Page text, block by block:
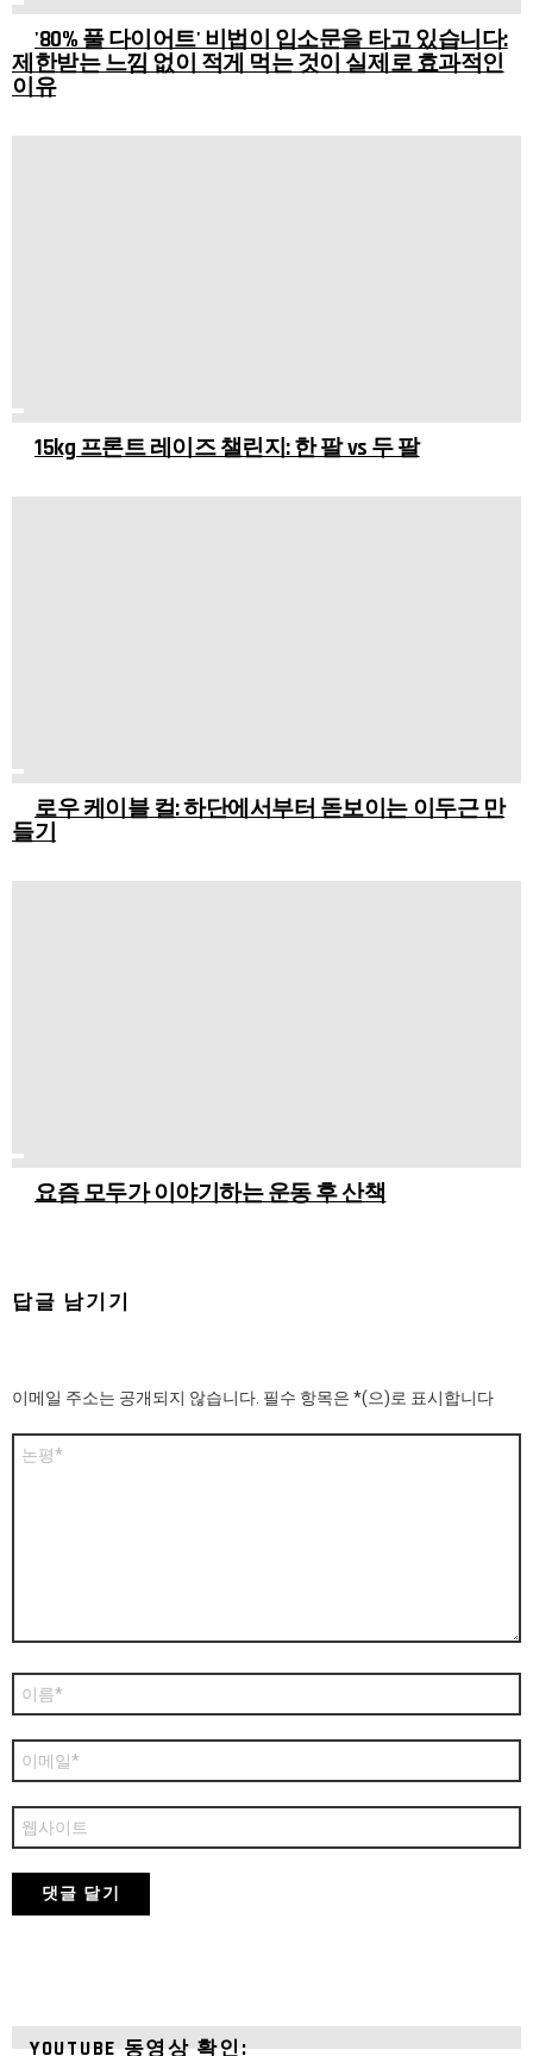
'80% 풀 다이어트' 비법이 입소문을 타고 있습니다:
제한받는 느낌 없이 적게 먹는 것이 실제로 효과적인
이유
15kg 프론트 레이즈 챌린지: 한 팔 vs 두 팔
로우 케이블 컬: 하단에서부터 돋보이는 이두근 만
들기
요즘 모두가 이야기하는 운동 후 산책
답글 남기기
이메일 주소는 공개되지 않습니다. 필수 항목은 *(으)로 표시합니다
글
름
*
메
일
*
사
이
트
YOUTUBE 동영상 확인: